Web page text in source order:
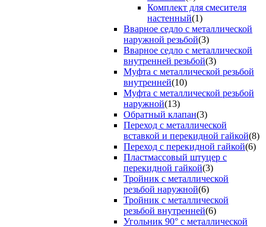
Комплект для смесителя
настенный(1)
Вварное седло с металлической
наружной резьбой(3)
Вварное седло с металлической
внутренней резьбой(3)
Муфта с металлической резьбой
внутренней(10)
Муфта с металлической резьбой
наружной(13)
Обратный клапан(3)
Переход с металлической
вставкой и перекидной гайкой(8)
Переход с перекидной гайкой(6)
Пластмассовый штуцер с
перекидной гайкой(3)
Тройник с металлической
резьбой наружной(6)
Тройник с металлической
резьбой внутренней(6)
Угольник 90° с металлической